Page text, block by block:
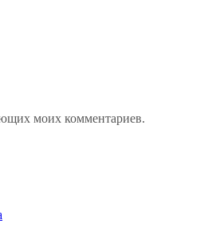
моих комментариев.